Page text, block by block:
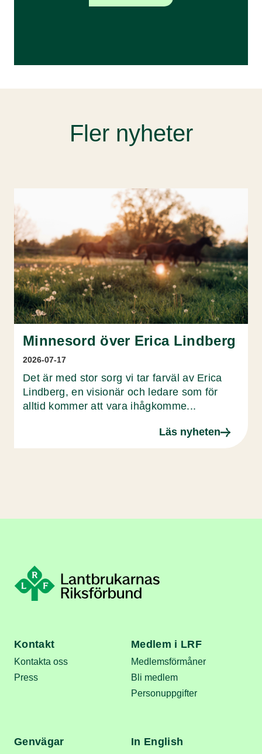
Fler nyheter
Minnesord över Erica Lindberg
2026-07-17
Det är med stor sorg vi tar farväl av Erica
Lindberg, en visionär och ledare som för
alltid kommer att vara ihågkomme...
Läs nyheten
Kontakt
Kontakta oss
Press
Medlem i LRF
Medlemsförmåner
Bli medlem
Personuppgifter
Genvägar In English